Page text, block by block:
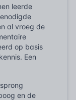
leerde
al vroeg de
op basis
Een
en de